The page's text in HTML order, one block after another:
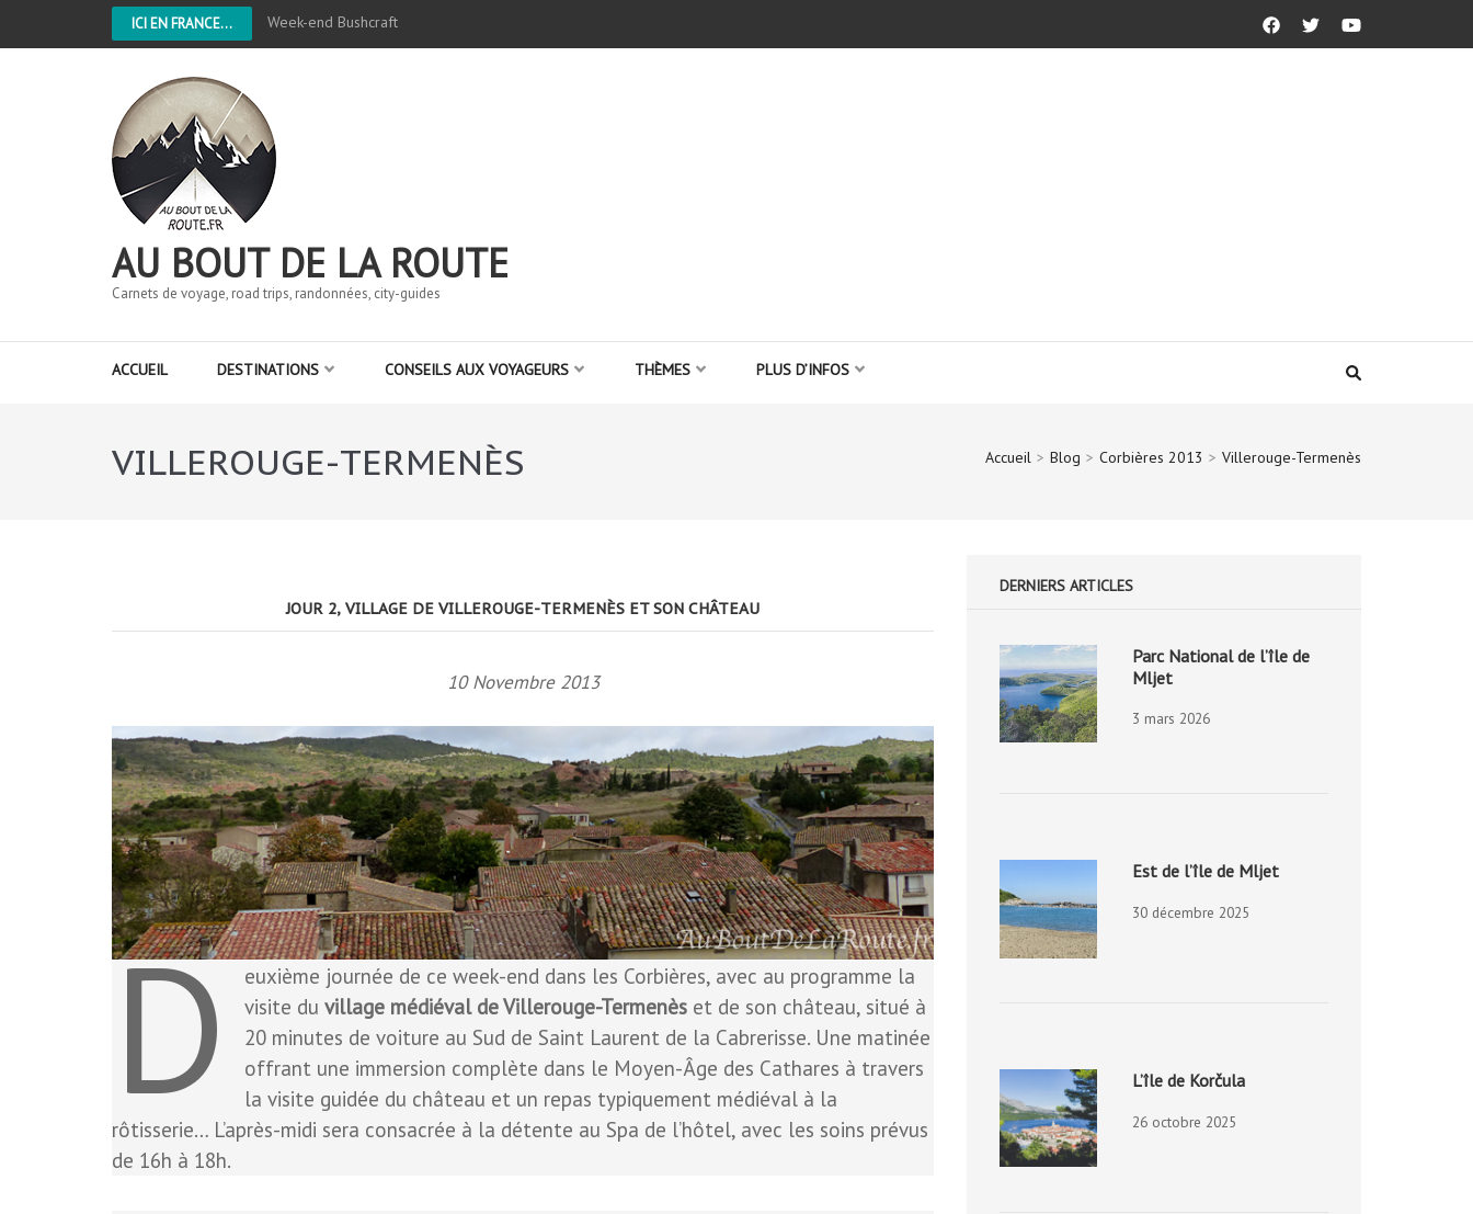
ICI EN FRANCE... Week-end Bushcraft
AU BOUT DE LA ROUTE
Carnets de voyage, road trips, randonnées, city-guides
ACCUEIL DESTINATIONS CONSEILS AUX VOYAGEURS THÈMES PLUS D’INFOS
VILLEROUGE-TERMENÈS Accueil > Blog > Corbières 2013 > Villerouge-Termenès
JOUR 2, VILLAGE DE VILLEROUGE-TERMENÈS ET SON CHÂTEAU
10 Novembre 2013
D
euxième journée de ce week-end dans les Corbières, avec au programme la
visite du village médiéval de Villerouge-Termenèset de son château, situé à
20 minutes de voiture au Sud de Saint Laurent de la Cabrerisse. Une matinée
offrant une immersion complète dans le Moyen-Âge des Cathares à travers
la visite guidée du château et un repas typiquement médiéval à la
rôtisserie… L’après-midi sera consacrée à la détente au Spa de l’hôtel, avec les soins prévus
de 16h à 18h.
DERNIERS ARTICLES
Parc National de l’île de
Mljet
3 mars 2026
Est de l’île de Mljet
30 décembre 2025
L’île de Korčula
26 octobre 2025